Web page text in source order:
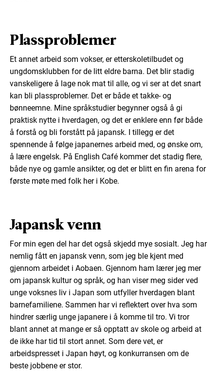
Plassproblemer
Et annet arbeid som vokser, er etterskoletilbudet og
ungdomsklubben for de litt eldre barna. Det blir stadig
vanskeligere å lage nok mat til alle, og vi ser at det snart
kan bli plassproblemer. Det er både et takke- og
bønneemne. Mine språkstudier begynner også å gi
praktisk nytte i hverdagen, og det er enklere enn før både
å forstå og bli forstått på japansk. I tillegg er det
spennende å følge japanernes arbeid med, og ønske om,
å lære engelsk. På English Café kommer det stadig flere,
både nye og gamle ansikter, og det er blitt en fin arena for
første møte med folk her i Kobe.
Japansk venn
For min egen del har det også skjedd mye sosialt. Jeg har
nemlig fått en japansk venn, som jeg ble kjent med
gjennom arbeidet i Aobaen. Gjennom ham lærer jeg mer
om japansk kultur og språk, og han viser meg sider ved
unge voksnes liv i Japan som utfyller hverdagen blant
barnefamiliene. Sammen har vi reflektert over hva som
hindrer særlig unge japanere i å komme til tro. Vi tror
blant annet at mange er så opptatt av skole og arbeid at
de ikke har tid til stort annet. Som dere vet, er
arbeidspresset i Japan høyt, og konkurransen om de
beste jobbene er stor.